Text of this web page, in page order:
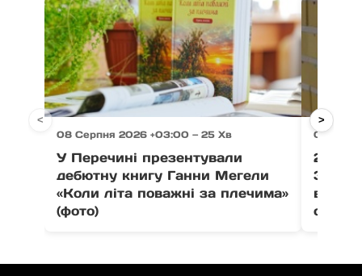
08 Серпня 2026 +03:00 — 25 Хв
У Перечині презентували
дебютну книгу Ганни Мегели
«Коли літа поважні за плечима»
(фото)
08
21
< >